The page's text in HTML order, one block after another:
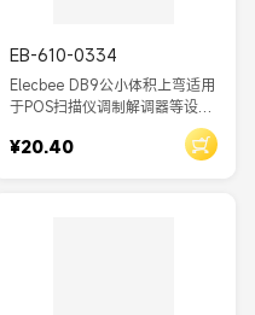
EB-610-0334
Elecbee DB9公小体积上弯适用
于POS扫描仪调制解调器等设备
¥20.40